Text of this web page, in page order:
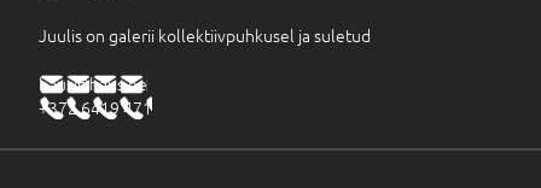
Juulis on galerii kollektiivpuhkusel ja suletud
haus@haus.ee
+372 6419 471